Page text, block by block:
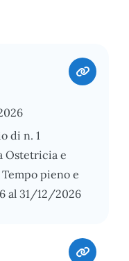
di n. 1
Ostetricia e
pieno e
al 31/12/2026